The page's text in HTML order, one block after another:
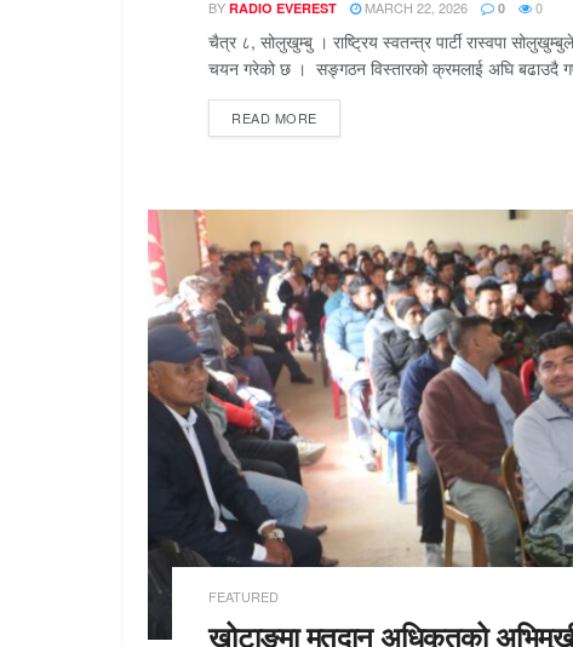
BY RADIO EVEREST MARCH 22, 2026 0 0
चैत्र ८, सोलुखुम्बु । राष्ट्रिय स्वतन्त्र पार्टी रास्वपा
चयन गरेको छ । सङ्गठन विस्तारको क्रमलाई अघि बढाउदै
READ MORE
FEATURED
खोटाङमा मतदान अधिकृतको